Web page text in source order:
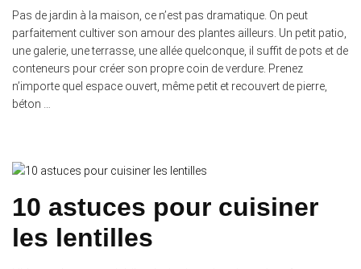
Pas de jardin à la maison, ce n’est pas dramatique. On peut
parfaitement cultiver son amour des plantes ailleurs. Un petit patio,
une galerie, une terrasse, une allée quelconque, il suffit de pots et de
conteneurs pour créer son propre coin de verdure. Prenez
n’importe quel espace ouvert, même petit et recouvert de pierre,
béton …
10 astuces pour cuisiner
les lentilles